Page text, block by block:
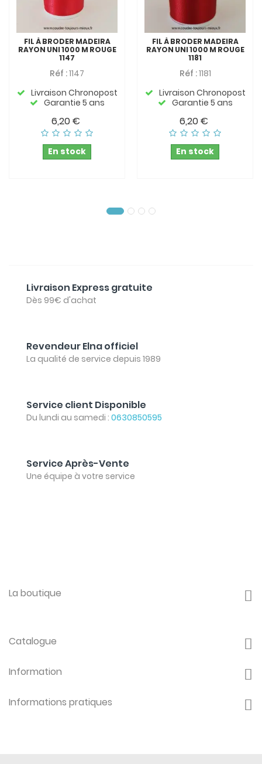
FIL À BRODER MADEIRA
RAYON UNI 1000 M ROUGE
1147
Réf :1147
Livraison Chronopost
Garantie 5 ans
6,20 €
En stock
FIL À BRODER MADEIRA
RAYON UNI 1000 M ROUGE
1181
Réf :1181
Livraison Chronopost
Garantie 5 ans
6,20 €
En stock
Livraison Express gratuite
Dès 99€ d'achat
Revendeur Elna officiel
La qualité de service depuis 1989
Service client Disponible
Du lundi au samedi : 0630850595
Service Après-Vente
Une équipe à votre service
La boutique
Catalogue
Information
Informations pratiques